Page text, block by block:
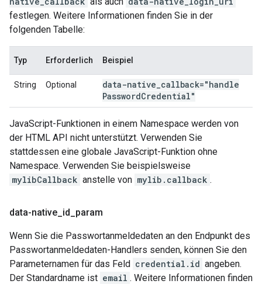
festlegen. Weitere Informationen finden Sie in der
folgenden Tabelle:
Typ Erforderlich Beispiel
String Optional data-native callback="handle
PasswordCredential"
JavaScript-Funktionen in einem Namespace werden von
der HTML API nicht unterstützt. Verwenden Sie
stattdessen eine globale JavaScript-Funktion ohne
Namespace. Verwenden Sie beispielsweise
mylibCallback anstelle von mylib.callback .
data-native id param
Wenn Sie die Passwortanmeldedaten an den Endpunkt des
Passwortanmeldedaten-Handlers senden, können Sie den
Parameternamen für das Feld credential.id angeben.
Der Standardname ist email . Weitere Informationen finden